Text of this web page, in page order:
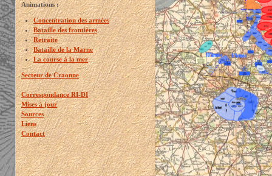
Animations :
Concentration des armées
Bataille des frontières
Retraite
Bataille de la Marne
La course à la mer
Secteur de Craonne
Correspondance RI-DI
Mises à jour
Sources
Liens
Contact